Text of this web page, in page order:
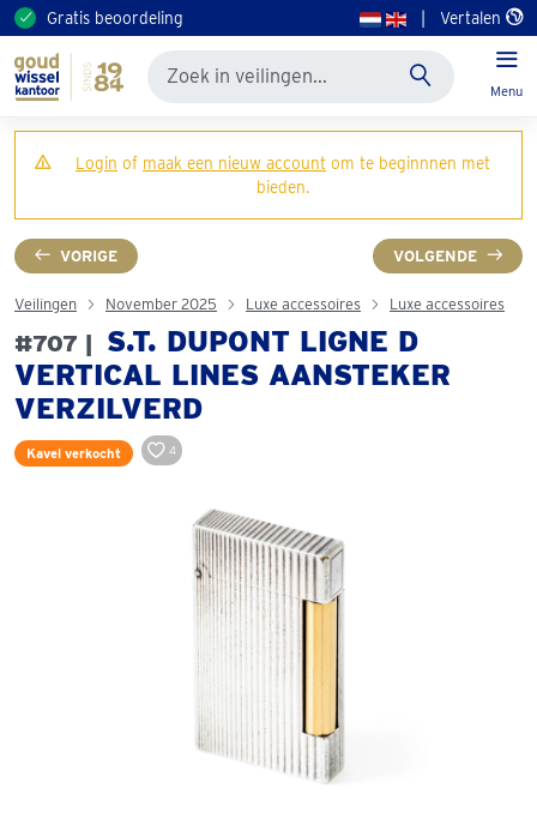
Gratis beoordeling Vertalen
Menu
Login of maak een nieuw account om te beginnnen met
bieden.
VORIGE VOLGENDE
Veilingen November 2025 Luxe accessoires Luxe accessoires
#707 |
S.T. DUPONT LIGNE D
VERTICAL LINES AANSTEKER
VERZILVERD
Kavel verkocht 4